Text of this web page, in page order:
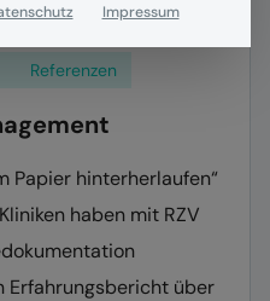
Referenzen
Papier hinterherlaufen“
haben mit RZV
Erfahrungsbericht über
Impressum